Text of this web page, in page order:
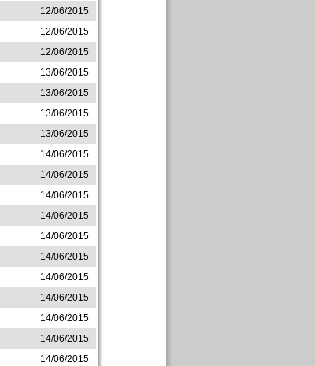
12/06/2015
12/06/2015
12/06/2015
13/06/2015
13/06/2015
13/06/2015
13/06/2015
14/06/2015
14/06/2015
14/06/2015
14/06/2015
14/06/2015
14/06/2015
14/06/2015
14/06/2015
14/06/2015
14/06/2015
14/06/2015